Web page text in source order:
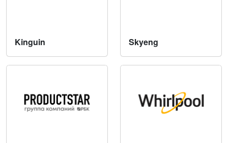
Kinguin Skyeng